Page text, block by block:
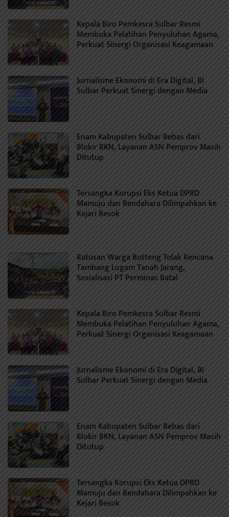
Kepala Biro Pemkesra Sulbar Resmi
Membuka Pelatihan Penyuluhan Agama,
Perkuat Sinergi Organisasi Keagamaan
Jurnalisme Ekonomi di Era Digital, BI
Sulbar Perkuat Sinergi dengan Media
Enam Kabupaten Sulbar Bebas dari
Blokir BKN, Layanan ASN Pemprov Masih
Ditutup
Tersangka Korupsi Eks Ketua DPRD
Mamuju dan Bendahara Dilimpahkan ke
Kejari Besok
Ratusan Warga Botteng Tolak Rencana
Tambang Logam Tanah Jarang,
Sosialisasi PT Perminas Batal
Kepala Biro Pemkesra Sulbar Resmi
Membuka Pelatihan Penyuluhan Agama,
Perkuat Sinergi Organisasi Keagamaan
Jurnalisme Ekonomi di Era Digital, BI
Sulbar Perkuat Sinergi dengan Media
Enam Kabupaten Sulbar Bebas dari
Blokir BKN, Layanan ASN Pemprov Masih
Ditutup
Tersangka Korupsi Eks Ketua DPRD
Mamuju dan Bendahara Dilimpahkan ke
Kejari Besok